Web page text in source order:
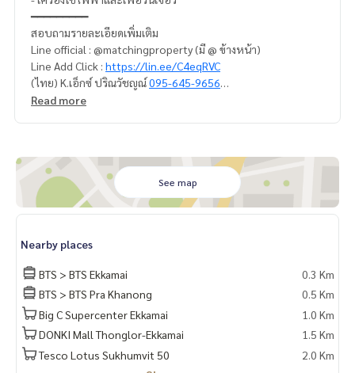
━━━━━━━━━
สอบถามรายละเอียดเพิ่มเติม
Line official : @matchingproperty (มี @ ข้างหน้า)
Line Add Click : https://lin.ee/C4eqRVC
(ไทย) K.เอ็กซ์ ปริณวัชญณ์095-645-9656
(Eng) K.Belle
ะบบเครือข่าย และใช้เทคโนโลยีล่าสุดในการทำการตลาดเพื่อหาลู
กค้าได้อย่างรวดเร็ว
Read more
See map
Nearby places
BTS > BTS Ekkamai
0.3 Km
BTS > BTS Pra Khanong
0.5 Km
Big C Supercenter Ekkamai
1.0 Km
DONKI Mall Thonglor-Ekkamai
1.5 Km
Tesco Lotus Sukhumvit 50
2.0 Km